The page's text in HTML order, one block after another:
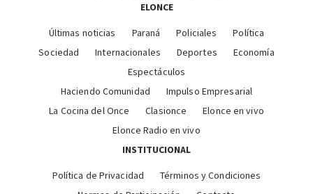
ELONCE
Últimas noticias Paraná Policiales
Política
Sociedad
Internacionales Deportes
Economía
Espectáculos
Haciendo Comunidad
Impulso Empresarial
La Cocina del Once
Clasionce
Elonce en vivo
Elonce Radio en vivo
INSTITUCIONAL
Política de Privacidad
Términos y Condiciones